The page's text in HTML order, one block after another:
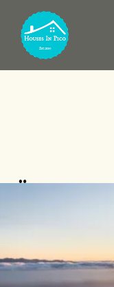
auf Pico
die